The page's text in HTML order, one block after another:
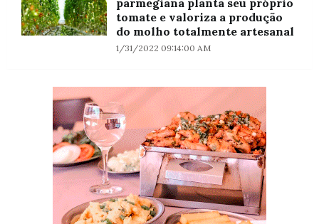
parmegiana planta seu próprio
tomate e valoriza a produção
do molho totalmente artesanal
1/31/2022 09:14:00 AM